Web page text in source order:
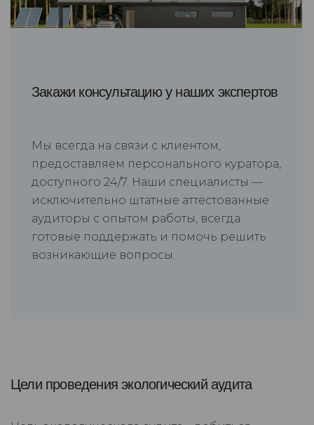
Закажи консультацию у наших экспертов
Мы всегда на связи с клиентом,
предоставляем персонального куратора,
доступного 24/7. Наши специалисты —
исключительно штатные аттестованные
аудиторы с опытом работы, всегда
готовые поддержать и помочь решить
возникающие вопросы.
Цели проведения экологический аудита